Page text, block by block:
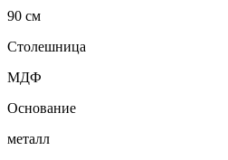
90 см
Столешница
МДФ
Основание
металл